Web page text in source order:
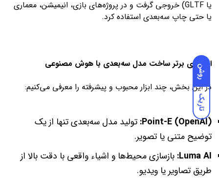
روشن
تاریک
یا GLTF) خروجی گرفت و در پروژه‌های بازی، انیمیشن، معماری
یا حتی چاپ سه‌بعدی استفاده کرد.
ابزارهای برتر ساخت مدل سه‌بعدی با هوش مصنوعی
در این بخش، چند ابزار محبوب و پیشرفته را معرفی می‌کنیم:
Point-E (OpenAI): تولید مدل سه‌بعدی تنها از یک
توضیح متنی یا تصویر.
Luma AI: بازسازی محیط‌ها و اشیاء واقعی با دقت بالا از
طریق تصاویر یا ویدیو.